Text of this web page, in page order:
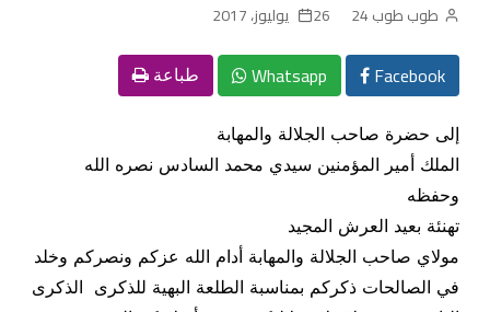
طوب طوب 24 26 يوليوز، 2017
Facebook
Whatsapp طباعة
إلى حضرة صاحب الجلالة والمهابة
الملك أمير المؤمنين سيدي محمد السادس نصره الله
وحفظه
تهنئة بعيد العرش المجيد
مولاي صاحب الجلالة والمهابة أدام الله عزكم ونصركم وخلد
في الصالحات ذكركم بمناسبة الطلعة البهية للذكرى الذكرى